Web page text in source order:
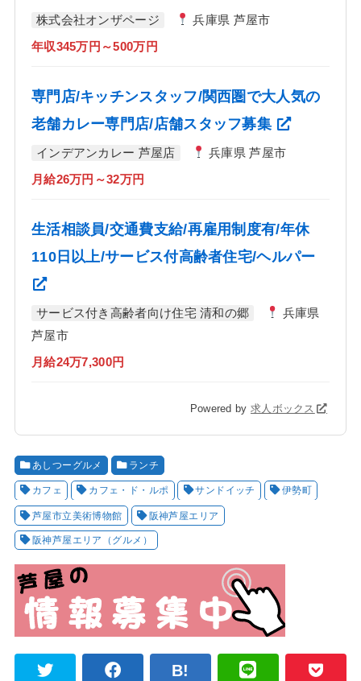
株式会社オンザページ 兵庫県 芦屋市
年収345万円～500万円
専門店/キッチンスタッフ/関西圏で大人気の
老舗カレー専門店/店舗スタッフ募集
インデアンカレー 芦屋店 兵庫県 芦屋市
月給26万円～32万円
生活相談員/交通費支給/再雇用制度有/年休
110日以上/サービス付高齢者住宅/ヘルパー
サービス付き高齢者向け住宅 清和の郷
兵庫県
芦屋市
月給24万7,300円
Powered by 求人ボックス
あしつーグルメ ランチ
カフェ カフェ・ド・ルポ サンドイッチ 伊勢町
芦屋市立美術博物館 阪神芦屋エリア
阪神芦屋エリア（グルメ）